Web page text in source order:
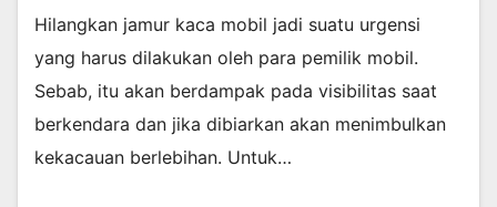
Hilangkan jamur kaca mobil jadi suatu urgensi
yang harus dilakukan oleh para pemilik mobil.
Sebab, itu akan berdampak pada visibilitas saat
berkendara dan jika dibiarkan akan menimbulkan
kekacauan berlebihan. Untuk…